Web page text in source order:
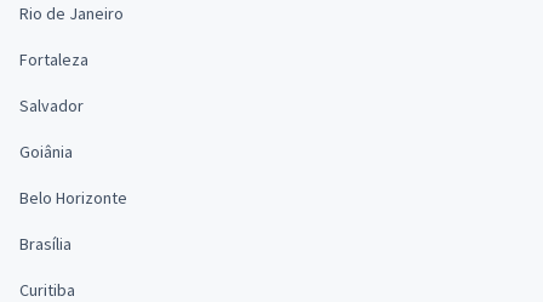
Rio de Janeiro
Fortaleza
Salvador
Goiânia
Belo Horizonte
Brasília
Curitiba